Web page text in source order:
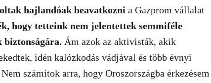
hajlandóak beavatkozni a Gazprom vállalat
hogy tetteink nem jelentettek semmiféle
biztonságára. Ám azok az aktivisták, akik
idén kalózkodás vádjával és több évnyi
számítok arra, hogy Oroszországba érkezésem